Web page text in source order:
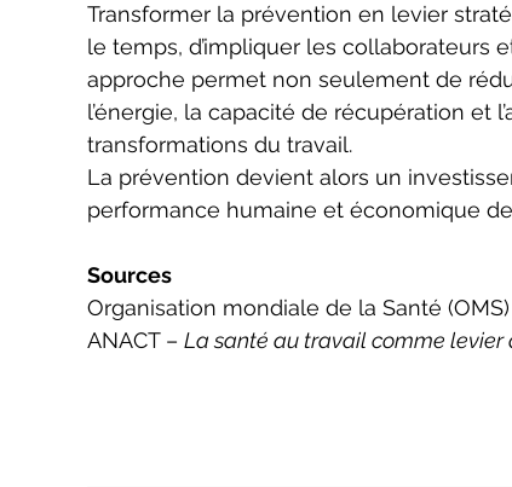
Transformer la prévention en levier
le temps, d’impliquer les collaborateurs
approche permet non seulement de
l’énergie, la capacité de récupération et
transformations du travail.
La prévention devient alors un
performance humaine et économique de
Sources
Organisation mondiale de la Santé (OMS)
ANACT – La santé au travail comme